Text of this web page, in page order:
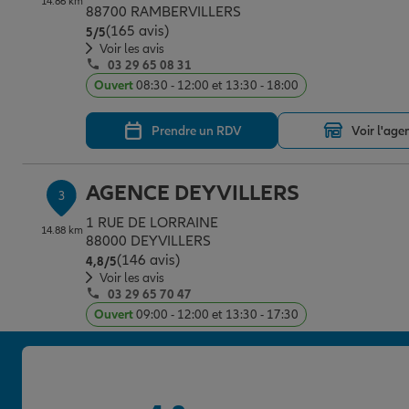
88700 RAMBERVILLERS
5/5Note de 5 sur 5
(165 avis)
Voir les avis
03 29 65 08 31
Ouvert08:30 - 12:00 et 13:30 - 18:00
Prendre un RDV Voir
3
14.88 km
AGENCE DEYVILLERS
1 RUE DE LORRAINE
88000 DEYVILLERS
4,8/5Note de 4.8 sur 5
(146 avis)
Voir les avis
03 29 65 70 47
Ouvert09:00 - 12:00 et 13:30 - 17:30